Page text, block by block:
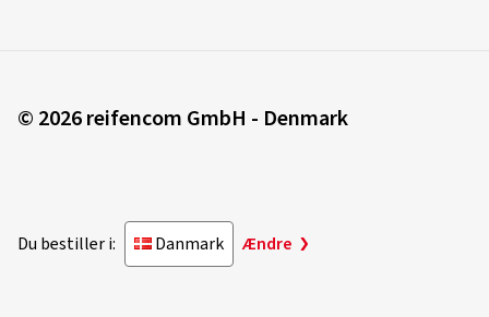
© 2026 reifencom GmbH - Denmark
Du bestiller i: Danmark Ændre